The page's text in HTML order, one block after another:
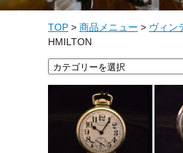
TOP > 商品メニュー > ヴィン
HMILTON